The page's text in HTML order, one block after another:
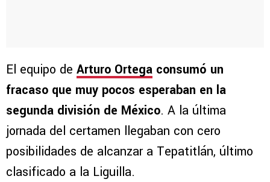
El equipo de Arturo Ortega consumó un
fracaso que muy pocos esperaban en la
segunda división de México. A la última
jornada del certamen llegaban con cero
posibilidades de alcanzar a Tepatitlán, último
clasificado a la Liguilla.